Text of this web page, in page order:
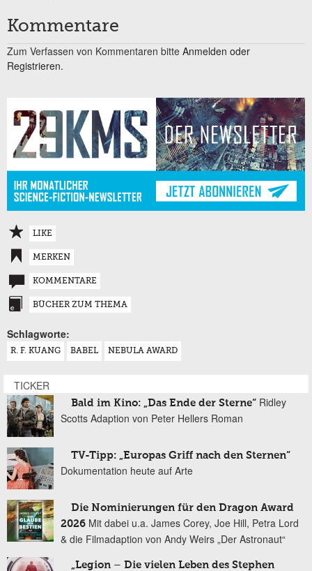
Kommentare
Zum Verfassen von Kommentaren bitte Anmelden oder
Registrieren.
LIKE
MERKEN
KOMMENTARE
BÜCHER ZUM THEMA
Schlagworte:
R. F. KUANG BABEL NEBULA AWARD
TICKER
Bald im Kino: „Das Ende der Sterne“ Ridley
Scotts Adaption von Peter Hellers Roman
TV-Tipp: „Europas Griff nach den Sternen“
Dokumentation heute auf Arte
Die Nominierungen für den Dragon Award
2026 Mit dabei u.a. James Corey, Joe Hill, Petra Lord
& die Filmadaption von Andy Weirs „Der Astronaut“
„Legion – Die vielen Leben des Stephen